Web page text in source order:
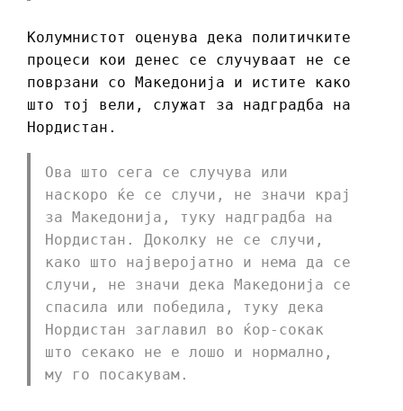
Колумнистот оценува дека политичките
процеси кои денес се случуваат не се
поврзани со Македонија и истите како
што тој вели, служат за надградба на
Нордистан.
Ова што сега се случува или
наскоро ќе се случи, не значи крај
за Македонија, туку надградба на
Нордистан. Доколку не се случи,
како што најверојатно и нема да се
случи, не значи дека Македонија се
спасила или победила, туку дека
Нордистан заглавил во ќор-сокак
што секако не е лошо и нормално,
му го посакувам.